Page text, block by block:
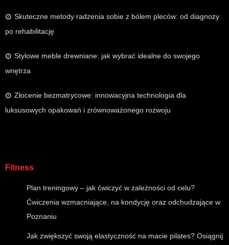
Skuteczne metody radzenia sobie z bólem pleców: od diagnozy
po rehabilitację
Stylowe meble drewniane: jak wybrać idealne do swojego
wnętrza
Złocenie bezmatrycowe: innowacyjna technologia dla
luksusowych opakowań i zrównoważonego rozwoju
Fitness
Plan treningowy – jak ćwiczyć w zależności od celu?
Ćwiczenia wzmacniające, na kondycję oraz odchudzające w
Poznaniu
Jak zwiększyć swoją elastyczność na macie pilates? Osiągnij